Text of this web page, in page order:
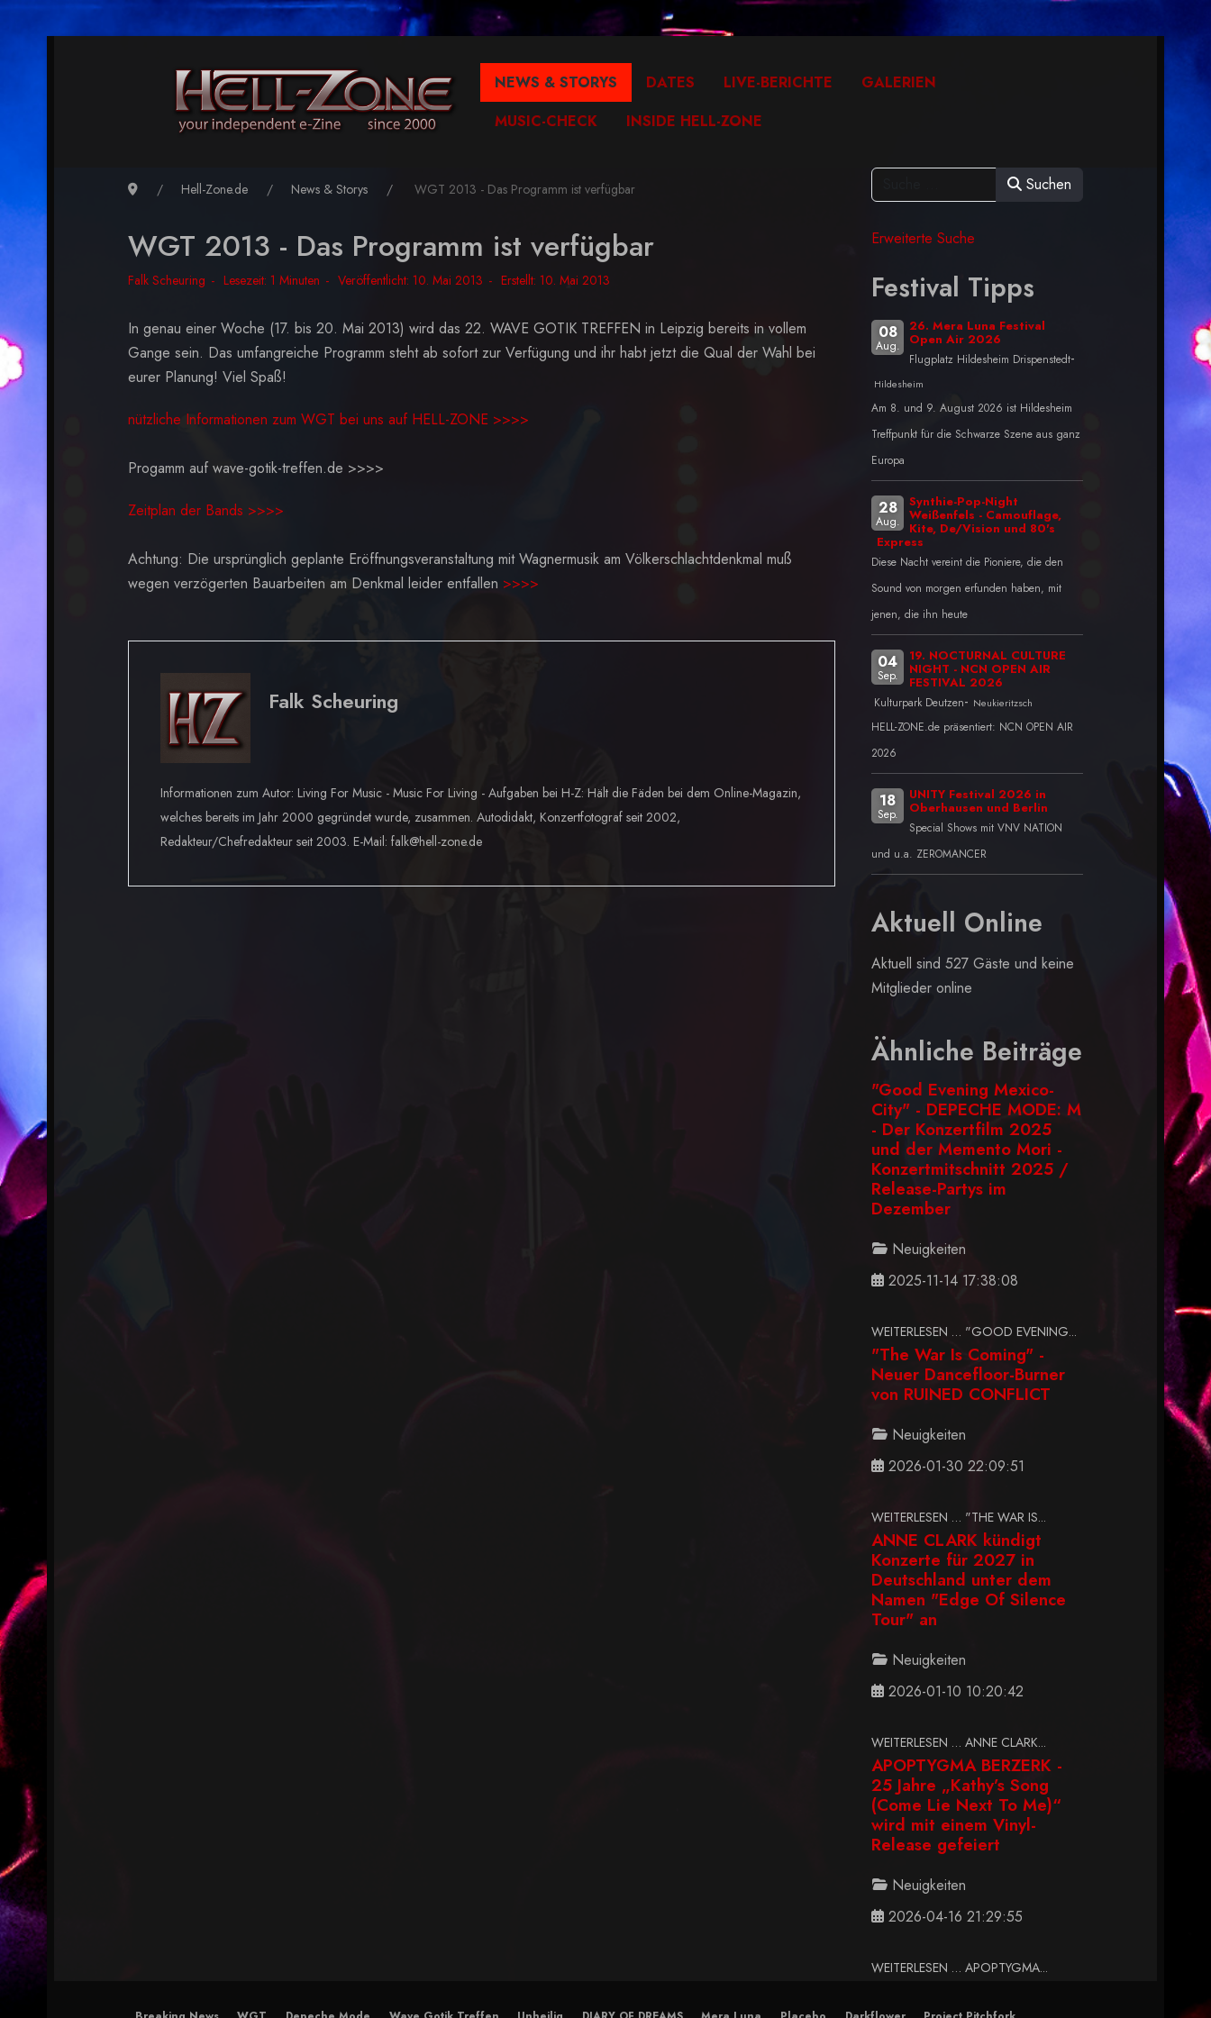
NEWS & STORYS DATES LIVE-BERICHTE
GALERIEN
MUSIC-CHECK
INSIDE HELL-ZONE
Hell-Zone.de News & Storys WGT 2013 - Das Programm ist verfügbar
WGT 2013 - Das Programm ist verfügbar
Falk Scheuring Lesezeit: 1 Minuten Veröffentlicht: 10. Mai 2013 Erstellt: 10. Mai 2013
In genau einer Woche (17. bis 20. Mai 2013) wird das 22. WAVE GOTIK TREFFEN in Leipzig bereits in vollem
Gange sein. Das umfangreiche Programm steht ab sofort zur Verfügung und ihr habt jetzt die Qual der Wahl bei
eurer Planung! Viel Spaß!
nützliche Informationen zum WGT bei uns auf HELL-ZONE >>>>
Progamm auf wave-gotik-treffen.de >>>>
Zeitplan der Bands >>>>
Achtung: Die ursprünglich geplante Eröffnungsveranstaltung mit Wagnermusik am Völkerschlachtdenkmal muß
wegen verzögerten Bauarbeiten am Denkmal leider entfallen >>>>
Falk Scheuring
Informationen zum Autor: Living For Music - Music For Living - Aufgaben bei H-Z: Hält die Fäden bei dem Online-Magazin,
welches bereits im Jahr 2000 gegründet wurde, zusammen. Autodidakt, Konzertfotograf seit 2002,
Redakteur/Chefredakteur seit 2003. E-Mail: falk@hell-zone.de
Suchen
Erweiterte Suche
Festival Tipps
08
Aug.
26. Mera Luna Festival
Open Air 2026
Flugplatz Hildesheim Drispenstedt-
Hildesheim
Am 8. und 9. August 2026 ist Hildesheim
Treffpunkt für die Schwarze Szene aus ganz
Europa
28
Aug.
Synthie-Pop-Night
Weißenfels - Camouflage,
Kite, De/Vision und 80's
Express
Diese Nacht vereint die Pioniere, die den
Sound von morgen erfunden haben, mit
jenen, die ihn heute
04
Sep.
19. NOCTURNAL CULTURE
NIGHT - NCN OPEN AIR
FESTIVAL 2026
Kulturpark Deutzen- Neukieritzsch
HELL-ZONE.de präsentiert: NCN OPEN AIR
2026
18
Sep.
UNITY Festival 2026 in
Oberhausen und Berlin
Special Shows mit VNV NATION
und u.a. ZEROMANCER
Aktuell Online
Aktuell sind 527 Gäste und keine
Mitglieder online
Ähnliche Beiträge
"Good Evening Mexico-
City" - DEPECHE MODE: M
- Der Konzertfilm 2025
und der Memento Mori -
Konzertmitschnitt 2025 /
Release-Partys im
Dezember
Neuigkeiten
2025-11-14 17:38:08
WEITERLESEN … "GOOD EVENING...
"The War Is Coming" -
Neuer Dancefloor-Burner
von RUINED CONFLICT
Neuigkeiten
2026-01-30 22:09:51
WEITERLESEN … "THE WAR IS...
ANNE CLARK kündigt
Konzerte für 2027 in
Deutschland unter dem
Namen "Edge Of Silence
Tour" an
Neuigkeiten
2026-01-10 10:20:42
WEITERLESEN … ANNE CLARK...
APOPTYGMA BERZERK -
25 Jahre „Kathy’s Song
(Come Lie Next To Me)“
wird mit einem Vinyl-
Release gefeiert
Neuigkeiten
2026-04-16 21:29:55
WEITERLESEN … APOPTYGMA...